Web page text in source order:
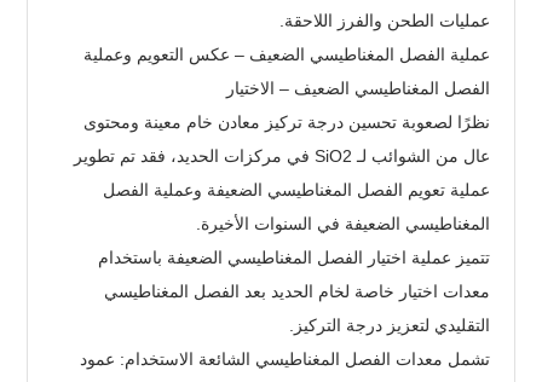
عمليات الطحن والفرز اللاحقة.
عملية الفصل المغناطيسي الضعيف – عكس التعويم وعملية
الفصل المغناطيسي الضعيف – الاختيار
نظرًا لصعوبة تحسين درجة تركيز معادن خام معينة ومحتوى
عال من الشوائب لـ SiO2 في مركزات الحديد، فقد تم تطوير
عملية تعويم الفصل المغناطيسي الضعيفة وعملية الفصل
المغناطيسي الضعيفة في السنوات الأخيرة.
تتميز عملية اختيار الفصل المغناطيسي الضعيفة باستخدام
معدات اختيار خاصة لخام الحديد بعد الفصل المغناطيسي
التقليدي لتعزيز درجة التركيز.
تشمل معدات الفصل المغناطيسي الشائعة الاستخدام: عمود